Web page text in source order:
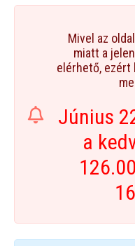
Mivel az
miatt a
elérhető, ezért
Június
a